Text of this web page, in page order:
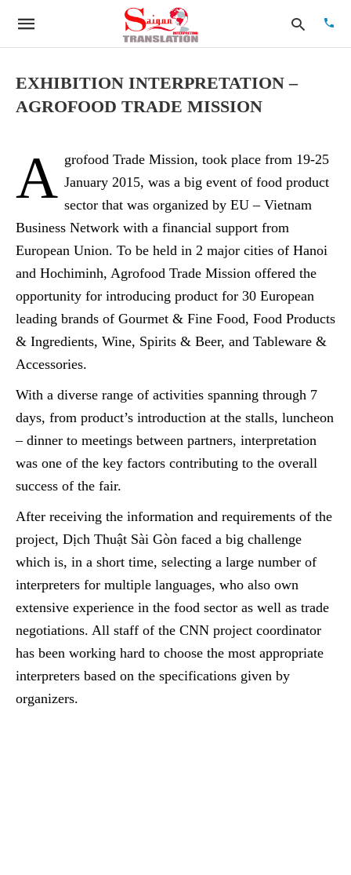
query
hit
EXHIBITION INTERPRETATION –
AGROFOOD TRADE MISSION
A grofood Trade Mission, took place from 19-25
January 2015, was a big event of food product
sector that was organized by EU – Vietnam
Business Network with a financial support from
European Union. To be held in 2 major cities of Hanoi
and Hochiminh, Agrofood Trade Mission offered the
opportunity for introducing product for 30 European
leading brands of Gourmet & Fine Food, Food Products
& Ingredients, Wine, Spirits & Beer, and Tableware &
Accessories.
With a diverse range of activities spanning through 7
days, from product’s introduction at the stalls, luncheon
– dinner to meetings between partners, interpretation
was one of the key factors contributing to the overall
success of the fair.
After receiving the information and requirements of the
project, Dịch Thuật Sài Gòn faced a big challenge
which is, in a short time, selecting a large number of
interpreters for multiple languages, ​​who also own
extensive experience in the food sector as well as trade
negotiations. All staff of the CNN project coordinator
has been working hard to choose the most appropriate
interpreters based on the specifications given by
organizers.